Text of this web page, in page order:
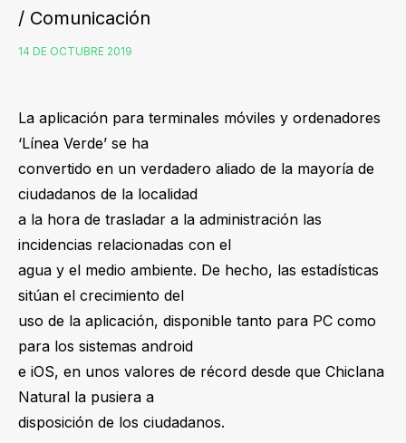
/ Comunicación
14 DE OCTUBRE 2019
La aplicación para terminales móviles y ordenadores
‘Línea Verde’ se ha
convertido en un verdadero aliado de la mayoría de
ciudadanos de la localidad
a la hora de trasladar a la administración las
incidencias relacionadas con el
agua y el medio ambiente. De hecho, las estadísticas
sitúan el crecimiento del
uso de la aplicación, disponible tanto para PC como
para los sistemas android
e iOS, en unos valores de récord desde que Chiclana
Natural la pusiera a
disposición de los ciudadanos.